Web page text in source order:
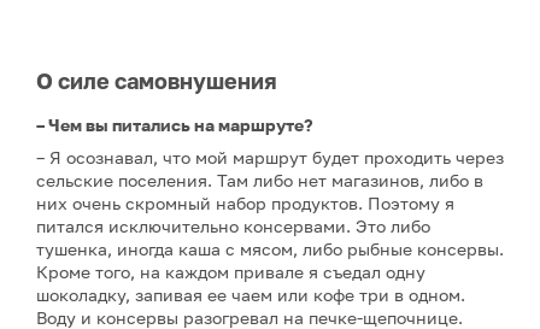
О силе самовнушения
– Чем вы питались на маршруте?
– Я осознавал, что мой маршрут будет проходить через
сельские поселения. Там либо нет магазинов, либо в
них очень скромный набор продуктов. Поэтому я
питался исключительно консервами. Это либо
тушенка, иногда каша с мясом, либо рыбные консервы.
Кроме того, на каждом привале я съедал одну
шоколадку, запивая ее чаем или кофе три в одном.
Воду и консервы разогревал на печке-щепочнице.